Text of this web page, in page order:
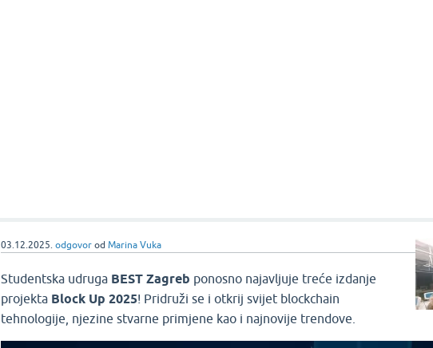
03.12.2025. odgovor odMarina Vuka
Studentska udruga BEST Zagreb ponosno najavljuje treće izdanje
projekta Block Up 2025! Pridruži se i otkrij svijet blockchain
tehnologije, njezine stvarne primjene kao i najnovije trendove.